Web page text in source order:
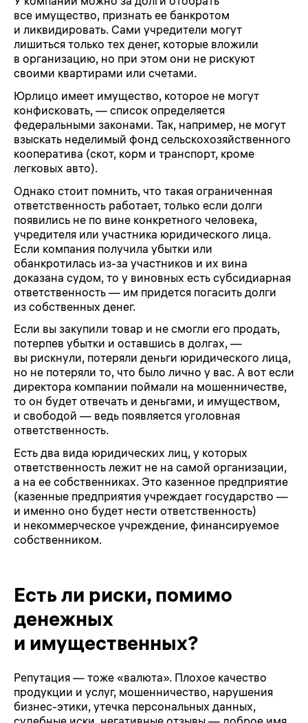
все имущество, признать ее банкротом
и ликвидировать. Сами учредители могут
лишиться только тех денег, которые вложили
в организацию, но при этом они не рискуют
своими квартирами или счетами.
Юрлицо имеет имущество, которое не могут
конфисковать, — список определяется
федеральными законами. Так, например, не могут
взыскать неделимый фонд сельскохозяйственного
кооператива (скот, корм и транспорт, кроме
легковых авто).
Однако стоит помнить, что такая ограниченная
ответственность работает, только если долги
появились не по вине конкретного человека,
учредителя или участника юридического лица.
Если компания получила убытки или
обанкротилась из-за участников и их вина
доказана судом, то у виновных есть субсидиарная
ответственность — им придется погасить долги
из собственных денег.
Если вы закупили товар и не смогли его продать,
потерпев убытки и оставшись в долгах, —
вы рискнули, потеряли деньги юридического лица,
но не потеряли то, что было лично у вас. А вот если
директора компании поймали на мошенничестве,
то он будет отвечать и деньгами, и имуществом,
и свободой — ведь появляется уголовная
ответственность.
Есть два вида юридических лиц, у которых
ответственность лежит не на самой организации,
а на ее собственниках. Это казенное предприятие
(казенные предприятия учреждает государство —
и именно оно будет нести ответственность)
и некоммерческое учреждение, финансируемое
собственником.
Есть ли риски, помимо
денежных
и имущественных?
Репутация — тоже «валюта». Плохое качество
продукции и услуг, мошенничество, нарушения
бизнес-этики, утечка персональных данных,